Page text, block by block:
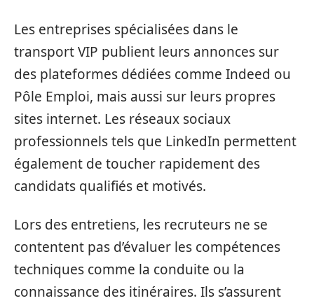
Les entreprises spécialisées dans le
transport VIP publient leurs annonces sur
des plateformes dédiées comme Indeed ou
Pôle Emploi, mais aussi sur leurs propres
sites internet. Les réseaux sociaux
professionnels tels que LinkedIn permettent
également de toucher rapidement des
candidats qualifiés et motivés.
Lors des entretiens, les recruteurs ne se
contentent pas d’évaluer les compétences
techniques comme la conduite ou la
connaissance des itinéraires. Ils s’assurent